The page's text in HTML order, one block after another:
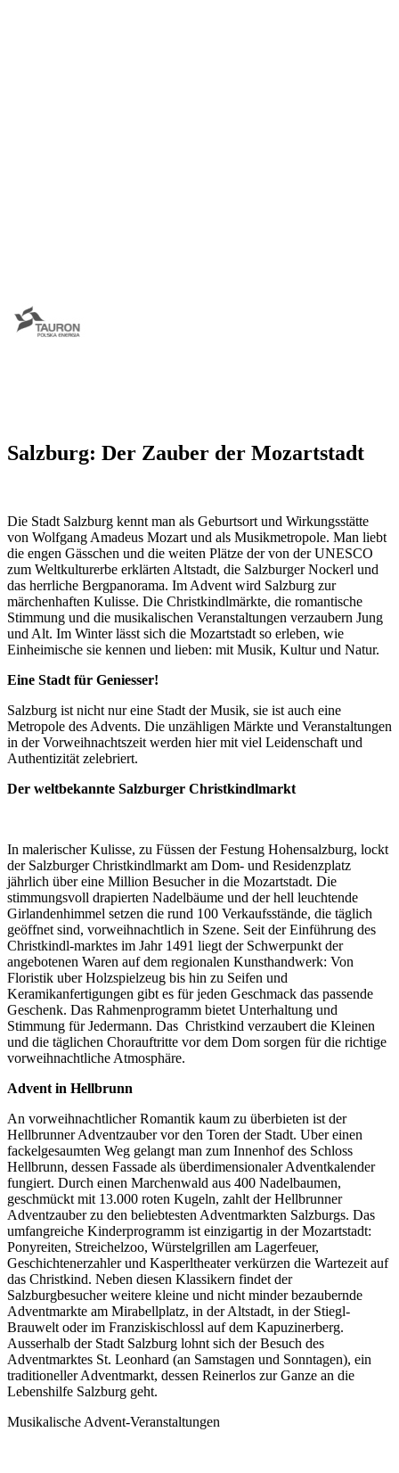
Salzburg: Der Zauber der Mozartstadt
Die Stadt Salzburg kennt man als Geburtsort und Wirkungsstätte
von Wolfgang Amadeus Mozart und als Musikmetropole. Man liebt
die engen Gässchen und die weiten Plätze der von der UNESCO
zum Weltkulturerbe erklärten Altstadt, die Salzburger Nockerl und
das herrliche Bergpanorama. Im Advent wird Salzburg zur
märchenhaften Kulisse. Die Christkindlmärkte, die romantische
Stimmung und die musikalischen Veranstaltungen verzaubern Jung
und Alt. Im Winter lässt sich die Mozartstadt so erleben, wie
Einheimische sie kennen und lieben: mit Musik, Kultur und Natur.
Eine Stadt für Geniesser!
Salzburg ist nicht nur eine Stadt der Musik, sie ist auch eine
Metropole des Advents. Die unzähligen Märkte und Veranstaltungen
in der Vorweihnachtszeit werden hier mit viel Leidenschaft und
Authentizität zelebriert.
Der weltbekannte Salzburger Christkindlmarkt
In malerischer Kulisse, zu Füssen der Festung Hohensalzburg, lockt
der Salzburger Christkindlmarkt am Dom- und Residenzplatz
jährlich über eine Million Besucher in die Mozartstadt. Die
stimmungsvoll drapierten Nadelbäume und der hell leuchtende
Girlandenhimmel setzen die rund 100 Verkaufsstände, die täglich
geöffnet sind, vorweihnachtlich in Szene. Seit der Einführung des
Christkindl-marktes im Jahr 1491 liegt der Schwerpunkt der
angebotenen Waren auf dem regionalen Kunsthandwerk: Von
Floristik uber Holzspielzeug bis hin zu Seifen und
Keramikanfertigungen gibt es für jeden Geschmack das passende
Geschenk. Das Rahmenprogramm bietet Unterhaltung und
Stimmung für Jedermann. Das Christkind verzaubert die Kleinen
und die täglichen Chorauftritte vor dem Dom sorgen für die richtige
vorweihnachtliche Atmosphäre.
Advent in Hellbrunn
An vorweihnachtlicher Romantik kaum zu überbieten ist der
Hellbrunner Adventzauber vor den Toren der Stadt. Uber einen
fackelgesaumten Weg gelangt man zum Innenhof des Schloss
Hellbrunn, dessen Fassade als überdimensionaler Adventkalender
fungiert. Durch einen Marchenwald aus 400 Nadelbaumen,
geschmückt mit 13.000 roten Kugeln, zahlt der Hellbrunner
Adventzauber zu den beliebtesten Adventmarkten Salzburgs. Das
umfangreiche Kinderprogramm ist einzigartig in der Mozartstadt:
Ponyreiten, Streichelzoo, Würstelgrillen am Lagerfeuer,
Geschichtenerzahler und Kasperltheater verkürzen die Wartezeit auf
das Christkind. Neben diesen Klassikern findet der
Salzburgbesucher weitere kleine und nicht minder bezaubernde
Adventmarkte am Mirabellplatz, in der Altstadt, in der Stiegl-
Brauwelt oder im Franziskischlossl auf dem Kapuzinerberg.
Ausserhalb der Stadt Salzburg lohnt sich der Besuch des
Adventmarktes St. Leonhard (an Samstagen und Sonntagen), ein
traditioneller Adventmarkt, dessen Reinerlos zur Ganze an die
Lebenshilfe Salzburg geht.
Musikalische Advent-Veranstaltungen